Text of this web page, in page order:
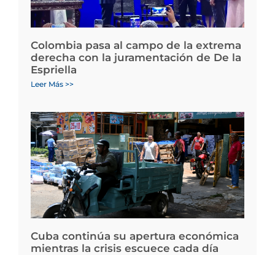
Colombia pasa al campo de la extrema
derecha con la juramentación de De la
Espriella
Leer Más >>
Cuba continúa su apertura económica
mientras la crisis escuece cada día